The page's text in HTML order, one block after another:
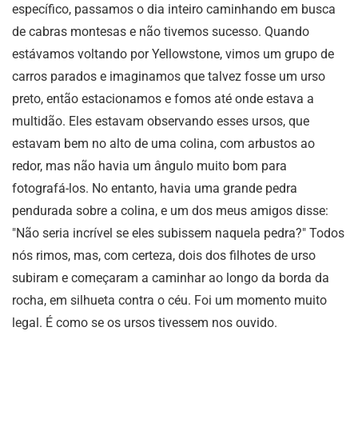
específico, passamos o dia inteiro caminhando em busca
de cabras montesas e não tivemos sucesso. Quando
estávamos voltando por Yellowstone, vimos um grupo de
carros parados e imaginamos que talvez fosse um urso
preto, então estacionamos e fomos até onde estava a
multidão. Eles estavam observando esses ursos, que
estavam bem no alto de uma colina, com arbustos ao
redor, mas não havia um ângulo muito bom para
fotografá-los. No entanto, havia uma grande pedra
pendurada sobre a colina, e um dos meus amigos disse:
"Não seria incrível se eles subissem naquela pedra?" Todos
nós rimos, mas, com certeza, dois dos filhotes de urso
subiram e começaram a caminhar ao longo da borda da
rocha, em silhueta contra o céu. Foi um momento muito
legal. É como se os ursos tivessem nos ouvido.